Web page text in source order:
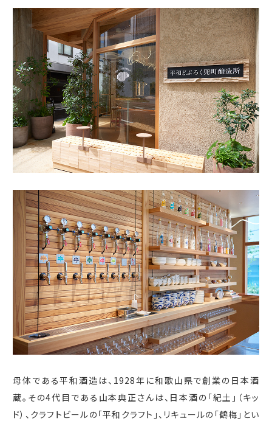
母体である平和酒造は、 1928年に和歌山県で創業の日本酒
蔵。その4代目である山本典正さんは、日本酒の「紀土」（キッ
ド）、クラフトビールの「平和クラフト」、リキュールの 「鶴梅」とい